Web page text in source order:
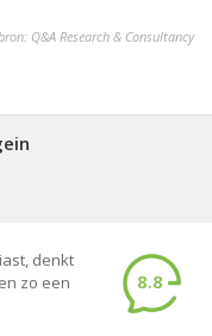
Q&A Research & Consultancy
denkt
zo een
8.8